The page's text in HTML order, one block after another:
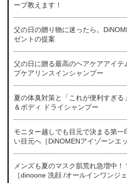
ープ教えます！
父の日の贈り物に迷ったら。
ゼントの提案
父の日に贈る最高のヘアケアアイ
プケアリンスインシャンプー
夏の体臭対策と「これが便利すぎ
＆ボディ ドライシャンプー
モニター越しでも目元で決まる第一
い目元へ［DiNOMENアイゾーンエ
メンズも夏のマスク肌荒れ急増中！
［dinoone 洗顔 /オールインワンジェ